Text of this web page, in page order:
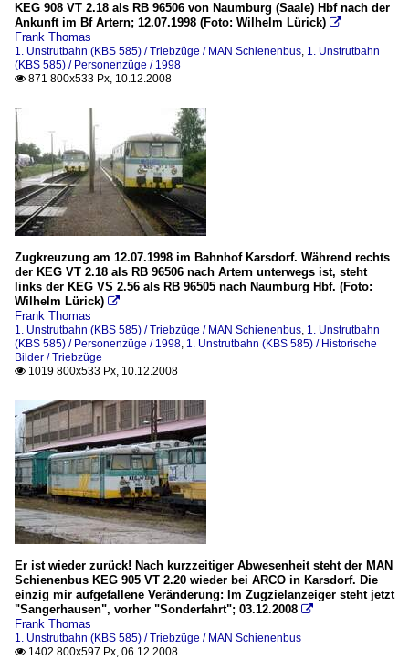
KEG 908 VT 2.18 als RB 96506 von Naumburg (Saale) Hbf nach der
Ankunft im Bf Artern; 12.07.1998 (Foto: Wilhelm Lürick) 
Frank Thomas
1. Unstrutbahn (KBS 585) / Triebzüge / MAN Schienenbus, 1. Unstrutbahn
(KBS 585) / Personenzüge / 1998
 871 800x533 Px, 10.12.2008
Zugkreuzung am 12.07.1998 im Bahnhof Karsdorf. Während rechts
der KEG VT 2.18 als RB 96506 nach Artern unterwegs ist, steht
links der KEG VS 2.56 als RB 96505 nach Naumburg Hbf. (Foto:
Wilhelm Lürick) 
Frank Thomas
1. Unstrutbahn (KBS 585) / Triebzüge / MAN Schienenbus, 1. Unstrutbahn
(KBS 585) / Personenzüge / 1998, 1. Unstrutbahn (KBS 585) / Historische
Bilder / Triebzüge
 1019 800x533 Px, 10.12.2008
Er ist wieder zurück! Nach kurzzeitiger Abwesenheit steht der MAN
Schienenbus KEG 905 VT 2.20 wieder bei ARCO in Karsdorf. Die
einzig mir aufgefallene Veränderung: Im Zugzielanzeiger steht jetzt
"Sangerhausen", vorher "Sonderfahrt"; 03.12.2008 
Frank Thomas
1. Unstrutbahn (KBS 585) / Triebzüge / MAN Schienenbus
 1402 800x597 Px, 06.12.2008